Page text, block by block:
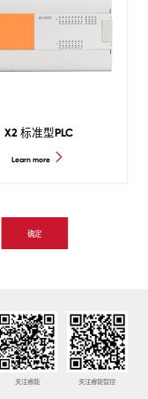
X2 标准型PLC
Learn more
关注睿能 关注睿能智控